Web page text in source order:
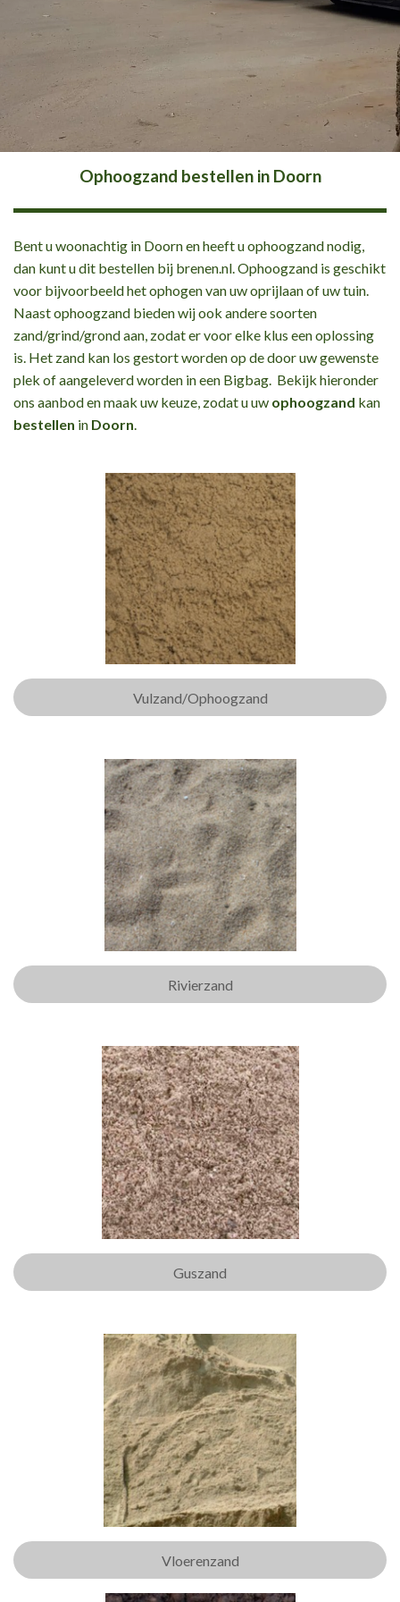
Ophoogzand bestellen in Doorn
Bent u woonachtig in Doorn en heeft u ophoogzand nodig,
dan kunt u dit bestellen bij brenen.nl. Ophoogzand is geschikt
voor bijvoorbeeld het ophogen van uw oprijlaan of uw tuin.
Naast ophoogzand bieden wij ook andere soorten
zand/grind/grond aan, zodat er voor elke klus een oplossing
is. Het zand kan los gestort worden op de door uw gewenste
plek of aangeleverd worden in een Bigbag. Bekijk hieronder
ons aanbod en maak uw keuze, zodat u uw ophoogzand kan
bestellen in Doorn.
Vulzand/Ophoogzand
Rivierzand
Guszand
Vloerenzand